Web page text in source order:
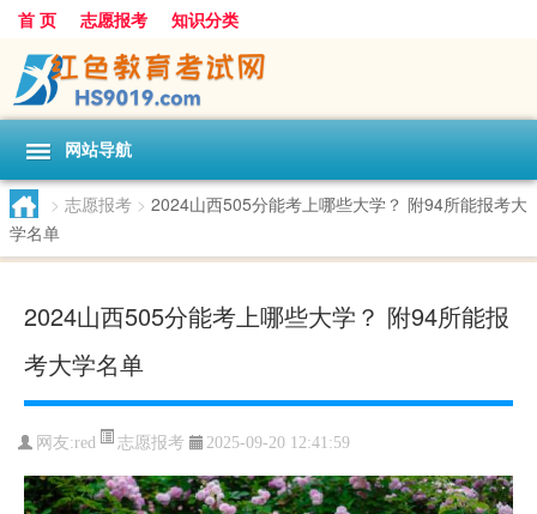
首 页 志愿报考 知识分类
网站导航
> 志愿报考 > 2024山西505分能考上哪些大学？ 附94所能报考大
学名单
2024山西505分能考上哪些大学？ 附94所能报
考大学名单
网友:red 志愿报考 2025-09-20 12:41:59